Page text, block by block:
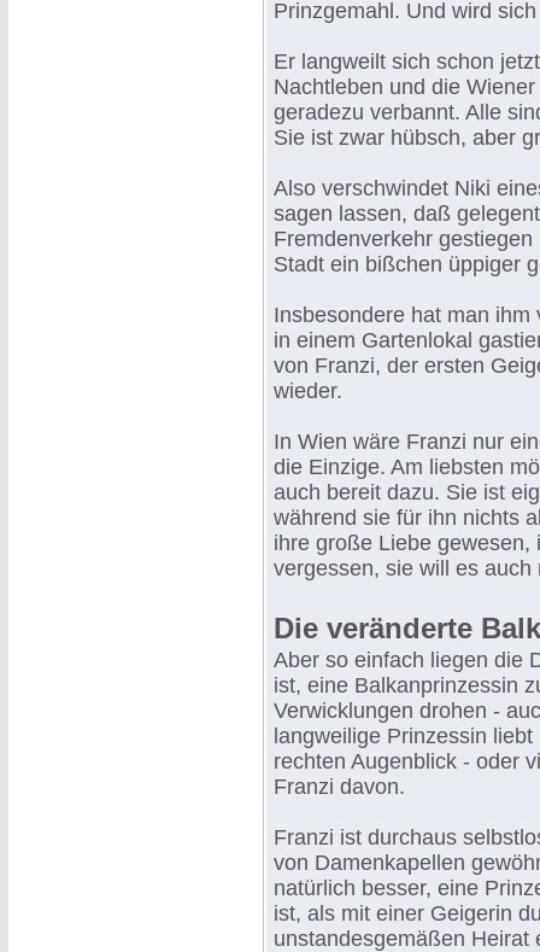
Prinzgemahl. Und wird
Er langweilt sich schon
Nachtleben und die
geradezu verbannt. Alle
Sie ist zwar hübsch, aber
Also verschwindet Niki
sagen lassen, daß
Fremdenverkehr
Stadt ein bißchen üppiger
Insbesondere hat man
in einem Gartenlokal
von Franzi, der ersten
wieder.
In Wien wäre Franzi nur
die Einzige. Am liebsten
auch bereit dazu. Sie ist
während sie für ihn nichts
ihre große Liebe
vergessen, sie will es auch
Die veränderte
Aber so einfach liegen die
ist, eine Balkanprinzessin
Verwicklungen drohen -
langweilige Prinzessin
rechten Augenblick - oder
Franzi davon.
Franzi ist durchaus
von Damenkapellen
natürlich besser, eine
ist, als mit einer Geigerin
unstandesgemäßen Heirat